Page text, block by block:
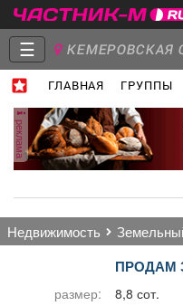
☰ КЕМЕРОВСКАЯ
ГЛАВНАЯ ГРУППЫ
Главная
реклама
недвижимость
ПРОДАМ
размер:
8,8 сот.